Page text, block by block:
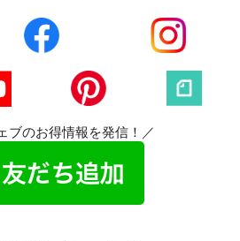
ブのお得情報を発信！／